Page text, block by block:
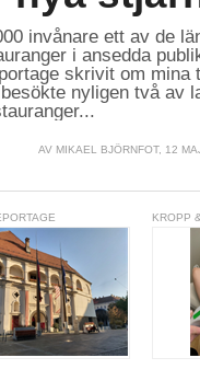
invånare ett av de
i ansedda
skrivit om mina
nyligen två av
AV MIKAEL BJÖRNFOT, 12
KROPP